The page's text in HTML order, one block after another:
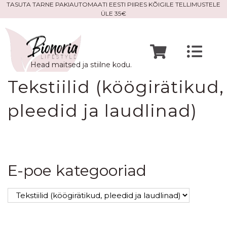
Skip
to
content
TASUTA TARNE PAKIAUTOMAATI EESTI PIIRES KÕIGILE TELLIMUSTELE
ÜLE 35€
Head maitsed ja stiilne kodu.
Avaleht
Mine
Tekstiilid (köögirätikud,
pleedid ja laudlinad)
E-poe kategooriad